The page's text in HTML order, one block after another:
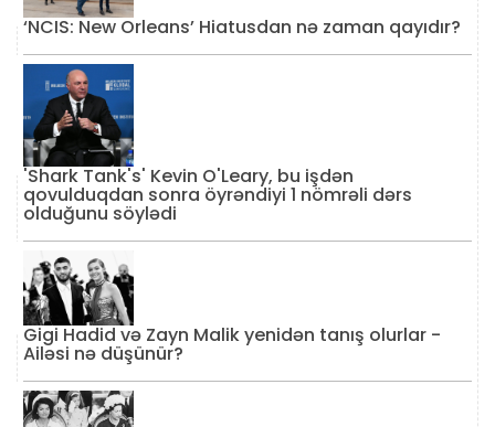
‘NCIS: New Orleans’ Hiatusdan nə zaman qayıdır?
'Shark Tank's' Kevin O'Leary, bu işdən
qovulduqdan sonra öyrəndiyi 1 nömrəli dərs
olduğunu söylədi
Gigi Hadid və Zayn Malik yenidən tanış olurlar -
Ailəsi nə düşünür?